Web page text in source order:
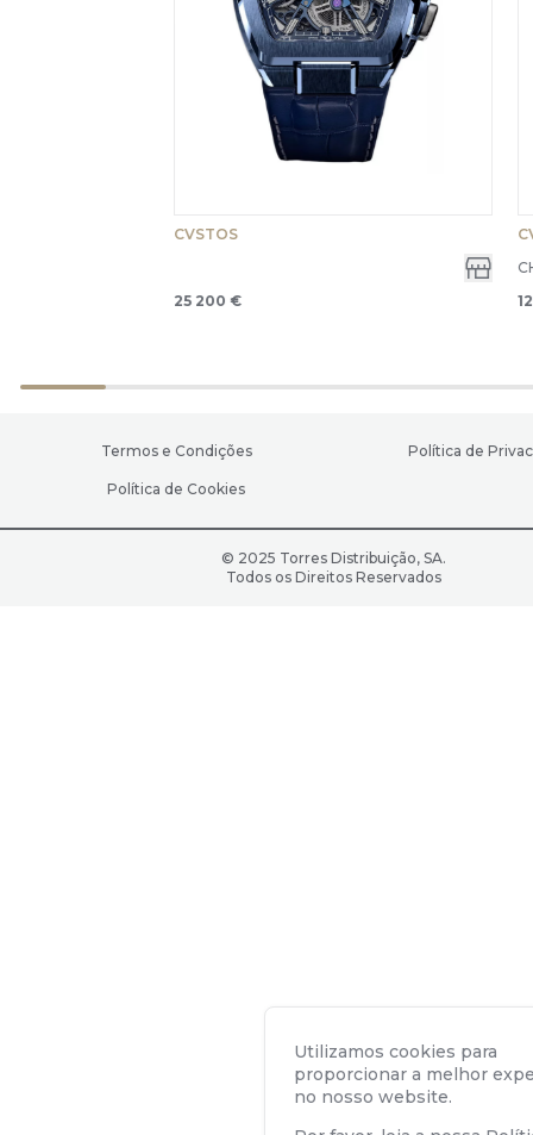
CVSTOS
25 200 €
Termos e Condições Política de
Política de Cookies
© 2025 Torres Distribuição, SA.
Todos os Direitos Reservados
Utilizamos cookies para
proporcionar a melhor
no nosso website.